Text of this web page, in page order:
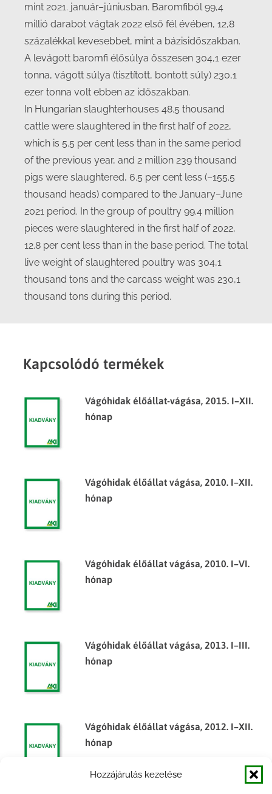
Hozzájárulás kezelése
mint 2021. január–júniusban. Baromfiból 99,4
millió darabot vágtak 2022 első fél évében, 12,8
százalékkal kevesebbet, mint a bázisidőszakban.
A levágott baromfi élősúlya összesen 304,1 ezer
tonna, vágott súlya (tisztított, bontott súly) 230,1
ezer tonna volt ebben az időszakban.
In Hungarian slaughterhouses 48.5 thousand
cattle were slaughtered in the first half of 2022,
which is 5.5 per cent less than in the same period
of the previous year, and 2 million 239 thousand
pigs were slaughtered, 6.5 per cent less (–155.5
thousand heads) compared to the January–June
2021 period. In the group of poultry 99.4 million
pieces were slaughtered in the first half of 2022,
12.8 per cent less than in the base period. The total
live weight of slaughtered poultry was 304,1
thousand tons and the carcass weight was 230,1
thousand tons during this period.
Kapcsolódó termékek
Vágóhidak élőállat-vágása, 2015. I–XII.
hónap
Vágóhidak élőállat vágása, 2010. I–XII.
hónap
Vágóhidak élőállat vágása, 2010. I–VI.
hónap
Vágóhidak élőállat vágása, 2013. I–III.
hónap
Vágóhidak élőállat vágása, 2012. I–XII.
hónap